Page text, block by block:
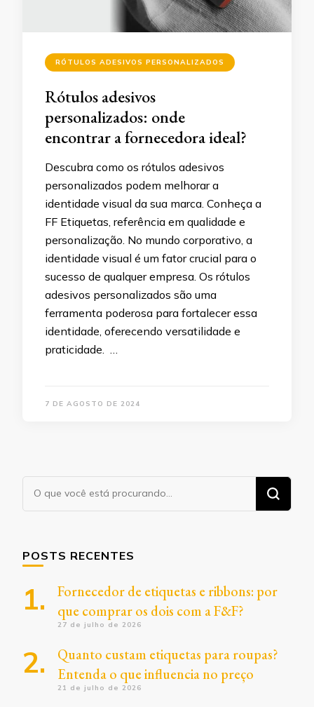
RÓTULOS ADESIVOS PERSONALIZADOS
Rótulos adesivos
personalizados: onde
encontrar a fornecedora ideal?
Descubra como os rótulos adesivos
personalizados podem melhorar a
identidade visual da sua marca. Conheça a
FF Etiquetas, referência em qualidade e
personalização. No mundo corporativo, a
identidade visual é um fator crucial para o
sucesso de qualquer empresa. Os rótulos
adesivos personalizados são uma
ferramenta poderosa para fortalecer essa
identidade, oferecendo versatilidade e
praticidade. …
7 DE AGOSTO DE 2024
Procurando
algo?
POSTS RECENTES
Fornecedor de etiquetas e ribbons: por
que comprar os dois com a F&F?
27 de julho de 2026
Quanto custam etiquetas para roupas?
Entenda o que influencia no preço
21 de julho de 2026